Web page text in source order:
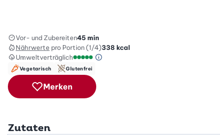
Vor- und Zubereiten45 min
Nährwerte pro Portion (1/4)338 kcal
Umweltverträglich
Green Betty Skala Info
Vegetarisch Glutenfrei
Merken
Zutaten